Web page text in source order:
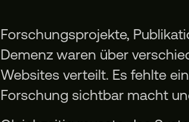
Forschungsprojekte,
Demenz waren über
Websites verteilt. Es fehlte
Forschung sichtbar macht